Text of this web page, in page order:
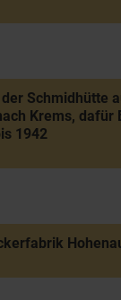
Schmidhütte
Krems, dafür
1942